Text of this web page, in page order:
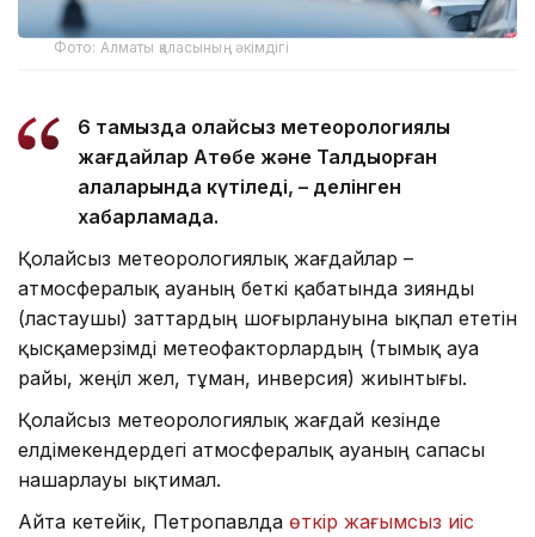
Фото: Алматы қаласының әкімдігі
6 тамызда қолайсыз метеорологиялық
жағдайлар Ақтөбе және Талдықорған
қалаларында күтіледі, – делінген
хабарламада.
Қолайсыз метеорологиялық жағдайлар –
атмосфералық ауаның беткі қабатында зиянды
(ластаушы) заттардың шоғырлануына ықпал ететін
қысқамерзімді метеофакторлардың (тымық ауа
райы, жеңіл жел, тұман, инверсия) жиынтығы.
Қолайсыз метеорологиялық жағдай кезінде
елдімекендердегі атмосфералық ауаның сапасы
нашарлауы ықтимал.
Айта кетейік, Петропавлда өткір жағымсыз иіс